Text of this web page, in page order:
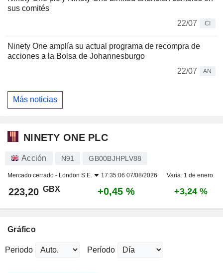
sus comités
22/07
CI
Ninety One amplía su actual programa de recompra de
acciones a la Bolsa de Johannesburgo
22/07
AN
Más noticias
NINETY ONE PLC
Acción N91 GB00BJHPLV88
Mercado cerrado - London S.E. 17:35:06 07/08/2026 Varia. 1 de enero.
223,20 GBX +0,45 % +3,24 %
Gráfico
Periodo Período